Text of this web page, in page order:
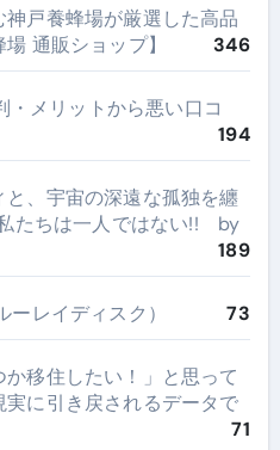
戸養蜂場が厳選した高品
通販ショップ】
346
・メリットから悪い口コ
194
、宇宙の深遠な孤独を纏
たちは一人ではない!! by
189
レイディスク） 73
か移住したい！」と思って
に引き戻されるデータで
71